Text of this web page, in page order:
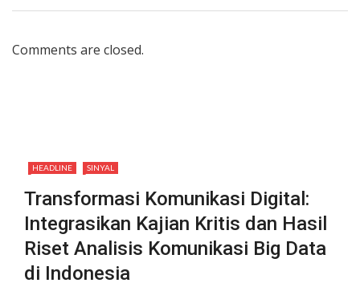
Comments are closed.
HEADLINE SINYAL
Transformasi Komunikasi Digital:
Integrasikan Kajian Kritis dan Hasil
Riset Analisis Komunikasi Big Data
di Indonesia